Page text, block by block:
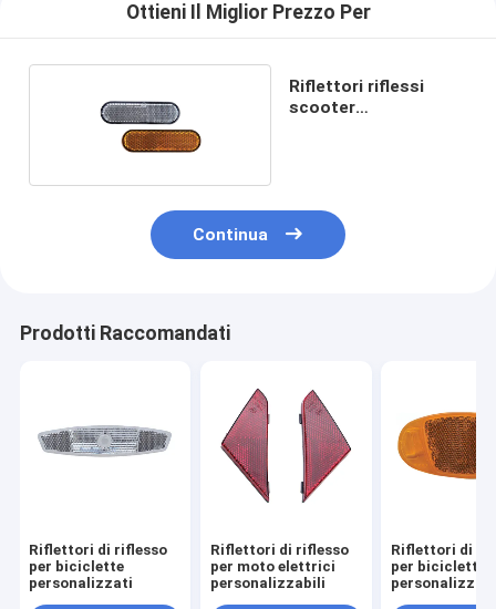
Ottieni Il Miglior Prezzo Per
Riflettori riflessi
scooter
Continua
Prodotti Raccomandati
Riflettori di riflesso
per biciclette
personalizzati
Riflettori di riflesso
per moto elettrici
personalizzabili
Riflettori di
per biciclette
personalizzati